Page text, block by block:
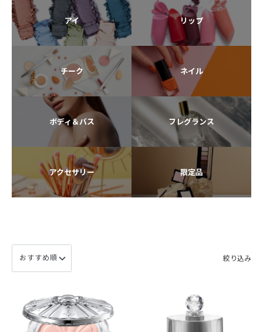
アイ リップ
チーク ネイル
ボディ＆バス フレグランス
アクセサリー 限定品
絞り込み